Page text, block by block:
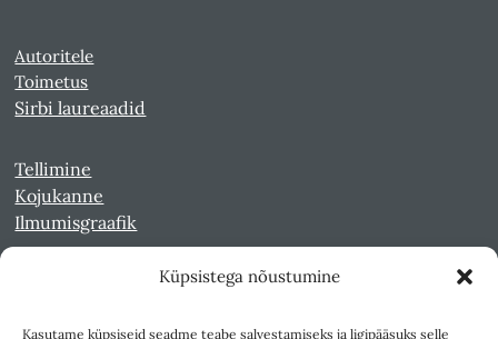
Küpsistega nõustumine
Kasutame küpsiseid seadme teabe salvestamiseks ja ligipääsuks selle
Autoritele
Toimetus
Sirbi laureaadid
Tellimine
Kojukanne
Ilmumisgraafik